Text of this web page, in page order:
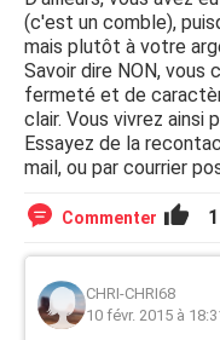
(c'est un comble),
mais plutôt à votre
Savoir dire NON, vous
fermeté et de
clair. Vous vivrez ainsi
Essayez de la
mail, ou par courrier
Commenter 1
CHRI-CHRI68
10 févr. 2015 à